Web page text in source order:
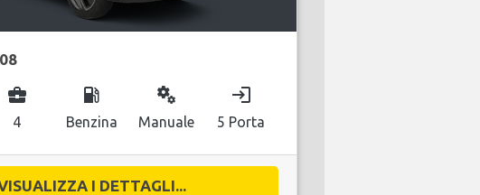
business_center
4
local_gas_station
Benzina
miscellaneous_services
Manuale
login
5 Porta
I DETTAGLI...